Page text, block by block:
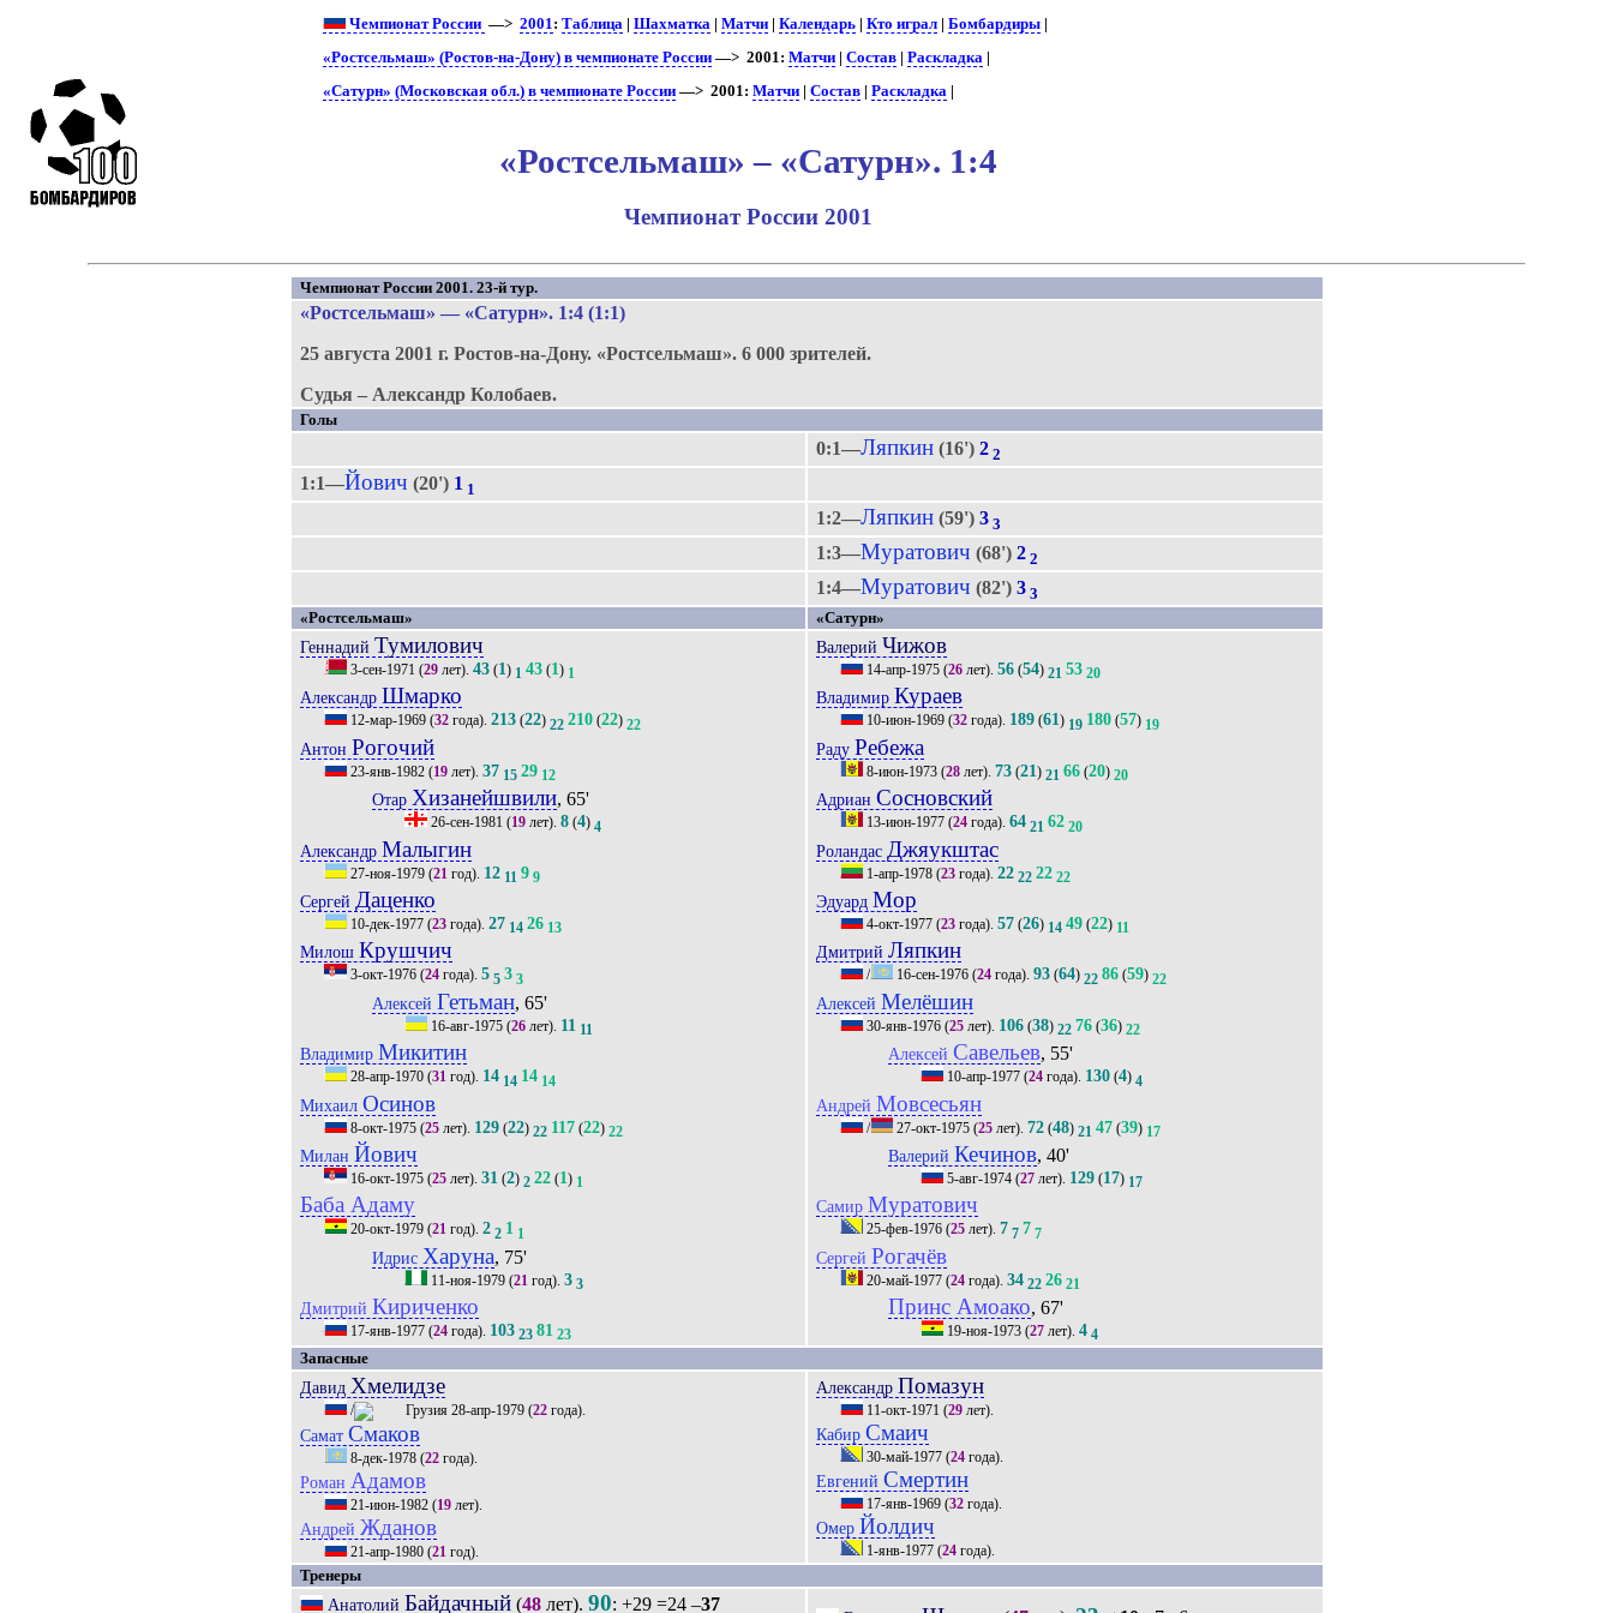
Чемпионат России —>2001:Таблица |Шахматка |Матчи |Календарь |Кто играл |Бомбардиры
«Ростсельмаш» (Ростов-на-Дону) в чемпионате России —> 2001:Матчи |Состав |Раскладка |
«Сатурн» (Московская обл.) в чемпионате России —> 2001:Матчи |Состав |Раскладка |
«Ростсельмаш» – «Сатурн». 1:4
Чемпионат России 2001
Чемпионат России 2001. 23-й тур.
«Ростсельмаш» — «Сатурн». 1:4 (1:1)
25 августа 2001 г.Ростов-на-Дону. «Ростсельмаш».6 000 зрителей.
Судья – Александр Колобаев.
Голы
0:1—Ляпкин (16')2 2
1:1—Йович (20') 1 1
1:2—Ляпкин (59')3 3
1:3—Муратович (68')2 2
1:4—Муратович (82')3 3
«Ростсельмаш»
«Сатурн»
ГеннадийТумилович
3-сен-1971 (29 лет).43 (1) 1 43 (1) 1
АлександрШмарко
12-мар-1969 (32 года).213 (22) 22 210 (22) 22
Антон Рогочий
23-янв-1982 (19 лет).37 15 29 12
Отар Хизанейшвили, 65'
26-сен-1981 (19лет). 8(4) 4
Александр Малыгин
27-ноя-1979 (21 год). 12 11 9 9
Сергей Даценко
10-дек-1977 (23 года).27 14 26 13
МилошКрушчич
3-окт-1976 (24 года).5 5 3 3
Алексей Гетьман, 65'
16-авг-1975(26лет). 11 11
Владимир Микитин
28-апр-1970 (31 год). 14 14 14 14
МихаилОсинов
8-окт-1975 (25 лет). 129 (22) 22 117 (22) 22
Милан Йович
16-окт-1975 (25 лет).31 (2) 2 22 (1) 1
Баба Адаму
20-окт-1979 (21 год).2 2 1 1
Идрис Харуна, 75'
11-ноя-1979(21 год). 3 3
Дмитрий Кириченко
17-янв-1977 (24 года). 103 23 81 23
Валерий Чижов
14-апр-1975 (26 лет).56 (54) 21 53 20
ВладимирКураев
10-июн-1969 (32 года). 189 (61) 19 180 (57) 19
Раду Ребежа
8-июн-1973 (28 лет).73 (21) 21 66 (20) 20
АдрианСосновский
13-июн-1977 (24 года).64 21 62 20
Роландас Джяукштас
1-апр-1978 (23 года).22 22 22 22
Эдуард Мор
4-окт-1977 (23 года).57 (26) 14 49 (22) 11
ДмитрийЛяпкин
/ 16-сен-1976 (24 года).93 (64) 22 86 (59) 22
Алексей Мелёшин
30-янв-1976 (25 лет). 106 (38) 22 76 (36) 22
АлексейСавельев, 55'
10-апр-1977(24года). 130(4) 4
Андрей Мовсесьян
/ 27-окт-1975 (25 лет).72 (48) 21 47 (39) 17
Валерий Кечинов, 40'
5-авг-1974(27лет). 129(17) 17
СамирМуратович
25-фев-1976 (25 лет).7 7 7 7
Сергей Рогачёв
20-май-1977 (24 года).34 22 26 21
Принс Амоако, 67'
19-ноя-1973(27лет). 4 4
Запасные
Давид Хмелидзе
/ 28-апр-1979(22года).
СаматСмаков
8-дек-1978 (22 года).
Роман Адамов
21-июн-1982 (19 лет).
Андрей Жданов
21-апр-1980 (21 год).
Александр Помазун
11-окт-1971 (29 лет).
КабирСмаич
30-май-1977 (24 года).
ЕвгенийСмертин
17-янв-1969 (32 года).
Омер Йолдич
1-янв-1977 (24 года).
Тренеры
Анатолий Байдачный (48 лет).90: +29 =24 –37